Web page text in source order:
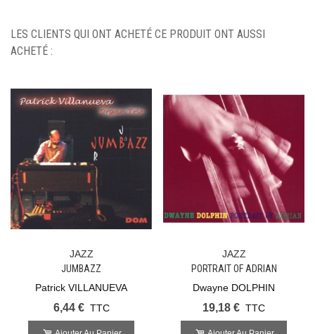
LES CLIENTS QUI ONT ACHETÉ CE PRODUIT ONT AUSSI
ACHETÉ :
JAZZ
JUMBAZZ
Patrick VILLANUEVA
6,44 € TTC
JAZZ
PORTRAIT OF ADRIAN
Dwayne DOLPHIN
19,18 € TTC